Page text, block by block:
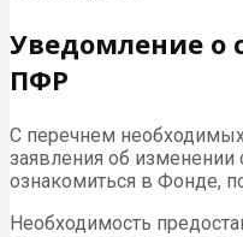
Уведомление о
ПФР
С перечнем
заявления об
ознакомиться в Фонде,
Необходимость